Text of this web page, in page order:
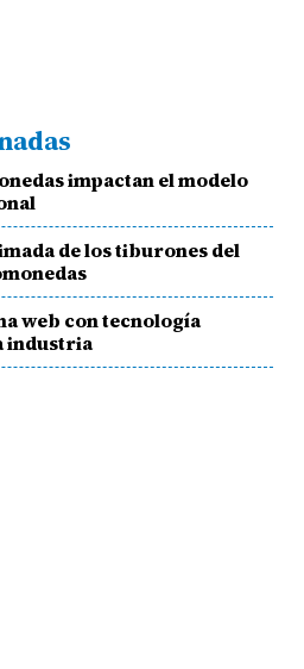
impactan el modelo
de los tiburones del
web con tecnología
industria